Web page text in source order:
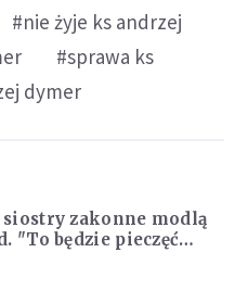
#nie żyje ks andrzej
#sprawa ks
dymer
zakonne modlą
"To będzie pieczęć
dla naszej wiary"